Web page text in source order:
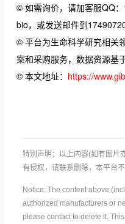
© 如需询价，请加客服QQ
bio，或发送邮件到
© 平台为生命科学研究相关
案和采购服务，数据资源基
© 本文地址： https://
特别声明：以上内容(如有图片
有侵权，请联系删除，本平台
Notice: The content above
authorized manufacturers or
please contact to delete it.